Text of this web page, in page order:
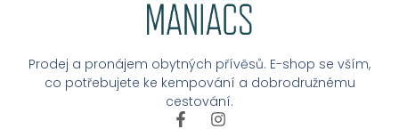
Prodej a pronájem obytných přívěsů. E-shop se vším,
co potřebujete ke kempování a dobrodružnému
cestování.